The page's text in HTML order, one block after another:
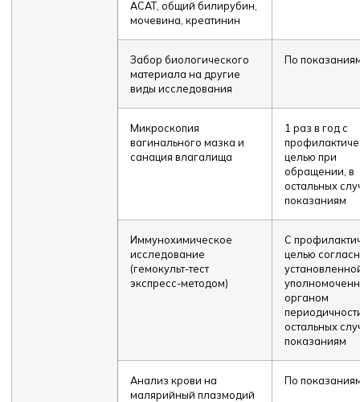
АСАТ, общий билирубин,
мочевина, креатинин
Забор биологического
материала на другие
виды исследования
По
Микроскопия
вагинального мазка и
санация влагалища
1 раз в год с
целью при
обращении, в
остальных
показаниям
Иммунохимическое
исследование
(гемокульт-тест
экспресс-методом)
С
целью
органом
остальных
показаниям
Анализ крови на
малярийный плазмодий
По